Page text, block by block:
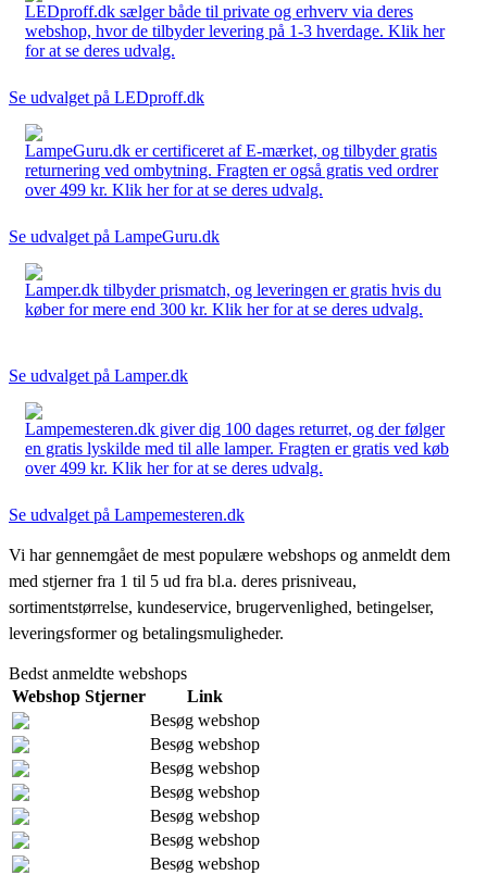
LEDproff.dk sælger både til private og erhverv via deres
webshop, hvor de tilbyder levering på 1-3 hverdage. Klik her
for at se deres udvalg.
Se udvalget på LEDproff.dk
LampeGuru.dk er certificeret af E-mærket, og tilbyder gratis
returnering ved ombytning. Fragten er også gratis ved ordrer
over 499 kr. Klik her for at se deres udvalg.
Se udvalget på LampeGuru.dk
Lamper.dk tilbyder prismatch, og leveringen er gratis hvis du
køber for mere end 300 kr. Klik her for at se deres udvalg.
Se udvalget på Lamper.dk
Lampemesteren.dk giver dig 100 dages returret, og der følger
en gratis lyskilde med til alle lamper. Fragten er gratis ved køb
over 499 kr. Klik her for at se deres udvalg.
Se udvalget på Lampemesteren.dk
Vi har gennemgået de mest populære webshops og anmeldt dem
med stjerner fra 1 til 5 ud fra bl.a. deres prisniveau,
sortimentstørrelse, kundeservice, brugervenlighed, betingelser,
leveringsformer og betalingsmuligheder.
Bedst anmeldte webshops
Webshop Stjerner
Link
Besøg webshop
Besøg webshop
Besøg webshop
Besøg webshop
Besøg webshop
Besøg webshop
Besøg webshop